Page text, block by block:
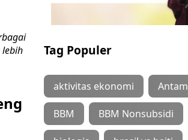
lebih
Tag Populer
aktivitas ekonomi Antam
BBM BBM Nonsubsidi